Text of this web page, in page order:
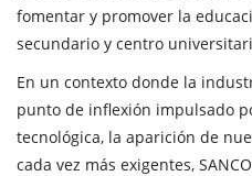
fomentar y promover la
secundario y centro
En un contexto donde la
punto de inflexión impulsado
tecnológica, la aparición de
cada vez más exigentes,